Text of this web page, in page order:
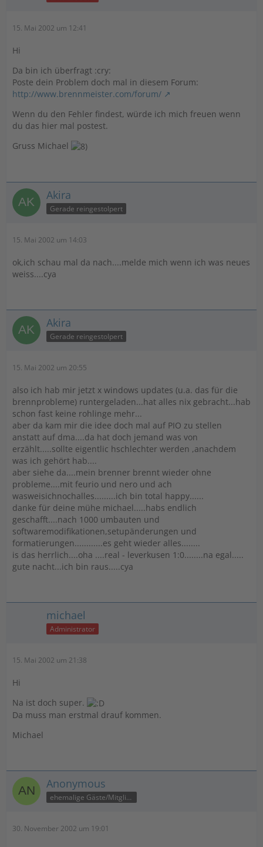
15. Mai 2002 um 12:41
Hi
Da bin ich überfragt :cry:
Poste dein Problem doch mal in diesem Forum:
http://www.brennmeister.com/forum/
Wenn du den Fehler findest, würde ich mich freuen wenn
du das hier mal postest.
Gruss Michael
Akira
Gerade reingestolpert
15. Mai 2002 um 14:03
ok,ich schau mal da nach....melde mich wenn ich was neues
weiss....cya
Akira
Gerade reingestolpert
15. Mai 2002 um 20:55
also ich hab mir jetzt x windows updates (u.a. das für die
brennprobleme) runtergeladen...hat alles nix gebracht...hab
schon fast keine rohlinge mehr...
aber da kam mir die idee doch mal auf PIO zu stellen
anstatt auf dma....da hat doch jemand was von
erzählt.....sollte eigentlic hschlechter werden ,anachdem
was ich gehört hab....
aber siehe da....mein brenner brennt wieder ohne
probleme....mit feurio und nero und ach
wasweisichnochalles.........ich bin total happy......
danke für deine mühe michael.....habs endlich
geschafft....nach 1000 umbauten und
softwaremodifikationen,setupänderungen und
formatierungen............es geht wieder alles........
is das herrlich....oha ....real - leverkusen 1:0........na egal.....
gute nacht...ich bin raus.....cya
michael
Administrator
15. Mai 2002 um 21:38
Hi
Na ist doch super.
Da muss man erstmal drauf kommen.
Michael
Anonymous
ehemalige Gäste/Mitglieder
30. November 2002 um 19:01